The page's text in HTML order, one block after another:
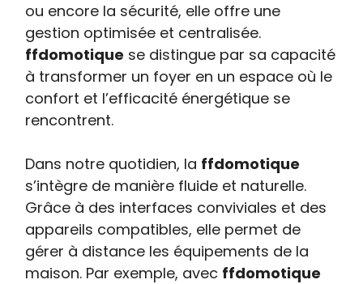
ou encore la sécurité, elle offre une
gestion optimisée et centralisée.
ffdomotique se distingue par sa capacité
à transformer un foyer en un espace où le
confort et l’efficacité énergétique se
rencontrent.
Dans notre quotidien, la ffdomotique
s’intègre de manière fluide et naturelle.
Grâce à des interfaces conviviales et des
appareils compatibles, elle permet de
gérer à distance les équipements de la
maison. Par exemple, avec ffdomotique